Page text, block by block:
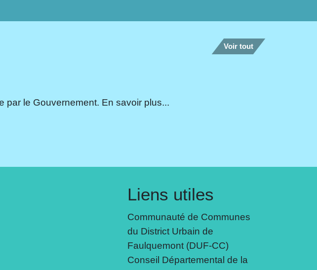
Voir tout
par le Gouvernement. En savoir plus...
Liens utiles
Communauté de Communes
du District Urbain de
Faulquemont (DUF-CC)
Conseil Départemental de la